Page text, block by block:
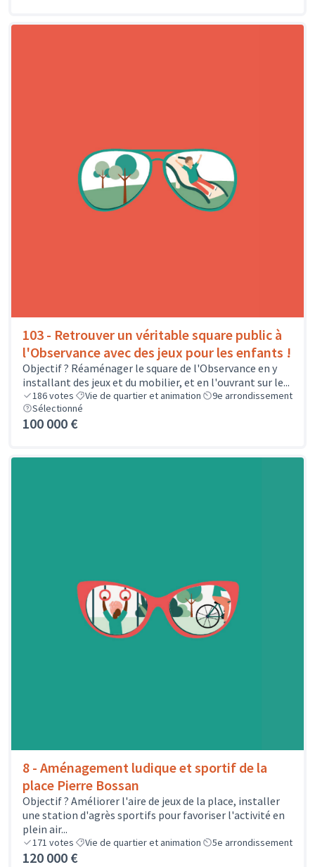
103 - Retrouver un véritable square public à
l'Observance avec des jeux pour les enfants !
Objectif ? Réaménager le square de l'Observance en y
installant des jeux et du mobilier, et en l'ouvrant sur le...
186votes Vie de quartier et animation
9e arrondissement
Sélectionné
100 000 €
8 - Aménagement ludique et sportif de la
place Pierre Bossan
Objectif ? Améliorer l'aire de jeux de la place, installer
une station d'agrès sportifs pour favoriser l'activité en
plein air...
171 votes Vie de quartier et animation 5e arrondissement
120 000 €